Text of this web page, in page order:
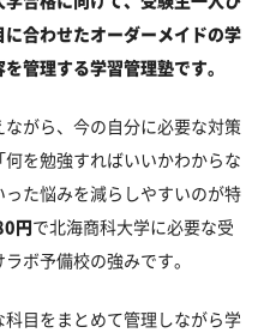
合わせたオーダーメイドの学
管理する学習管理塾です。
がら、今の自分に必要な対策
を勉強すればいいかわからな
た悩みを減らしやすいのが特
円で北海商科大学に必要な受
ボ予備校の強みです。
目をまとめて管理しながら学